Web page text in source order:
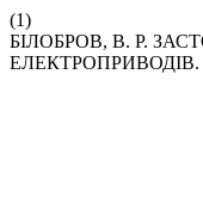
(1)
БІЛОБРОВ, В. Р.
ЕЛЕКТРОПРИВОДІВ.